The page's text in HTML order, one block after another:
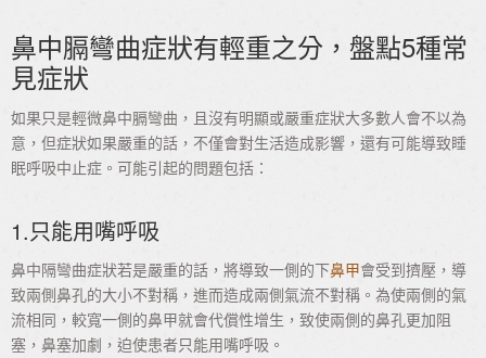
鼻中膈彎曲症狀有輕重之分，盤點5種常
見症狀
如果只是輕微鼻中膈彎曲，且沒有明顯或嚴重症狀大多數人會不以為
意，但症狀如果嚴重的話，不僅會對生活造成影響，還有可能導致睡
眠呼吸中止症。可能引起的問題包括：
1.只能用嘴呼吸
鼻中隔彎曲症狀若是嚴重的話，將導致一側的下鼻甲會受到擠壓，導
致兩側鼻孔的大小不對稱，進而造成兩側氣流不對稱。為使兩側的氣
流相同，較寬一側的鼻甲就會代償性增生，致使兩側的鼻孔更加阻
塞，鼻塞加劇，迫使患者只能用嘴呼吸。